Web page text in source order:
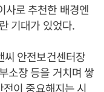
사로 추천한 배경엔
기대가 있었다.
씨 안전보건센터장
소장 등을 거치며 쌓
이 중요해지는 시